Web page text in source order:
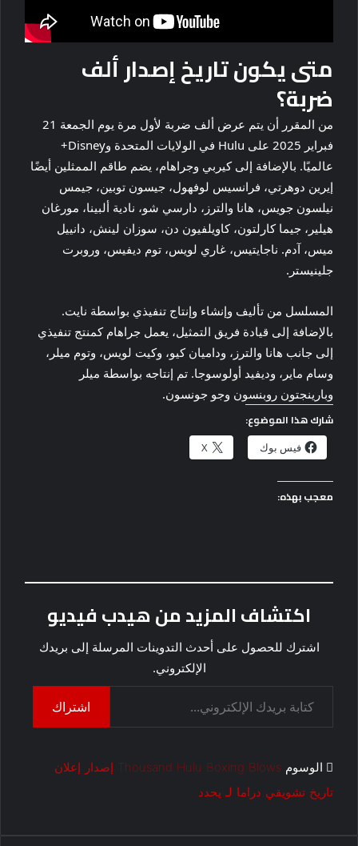
متى يكون تاريخ إصدار ألف
ضربة؟
من المقرر أن يتم عرض ألف ضربة لأول مرة يوم الجمعة 21
فبراير 2025 على Hulu في الولايات المتحدة وDisney+
عالميًا. بالإضافة إلى كيربي وجراهام، يضم طاقم الممثلين أيضًا
إيرين دوهرتي، فرانسيس لوفهول، جيسون توبين، جيمس
نيلسون جويس، هانا والترز، دارسي شو، نادية ألبينا، مورغان
هيلير، جيما كارلتون، كاويلفيون دن، سوزان لينش، دانييل
ميس، آدم. ناجايتيس، غاري لويس، توم ديفيس، وروبرت
جلينيستر.
المسلسل من تأليف وإنشاء وإنتاج تنفيذي بواسطة نايت.
بالإضافة إلى قيادة فريق التمثيل، يعمل جراهام كمنتج تنفيذي
إلى جانب هانا والترز، وداميان كيو، وكيت لويس، وتوم ميلر،
وسام ماير، وديفيد أولوسوجا. تم إنتاجه بواسطة ميلر
وبارينجتون روبنسون وجو جونسون.
شارك هذا الموضوع:
فيس بوك X
معجب بهذه:
اكتشاف المزيد من هيدب فيديو
اشترك للحصول على أحدث التدوينات المرسلة إلى بريدك
الإلكتروني.
اشتراك
الوسوم Blows
Boxing
Hulu
Thousand إصدار إعلان
تاريخ تشويقي دراما لـ يحدد